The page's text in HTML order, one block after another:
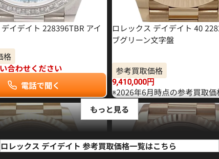
イデイト 228396TBR アイ
格
合わせください
電話で聞く
ロレックス デイデイト 40
ブグリーン文字盤
参考買取価格
9,410,000円
※2026年6月時点の参考買取価
もっと見る
ロレックス デイデイト 参考買取価格一覧はこちら